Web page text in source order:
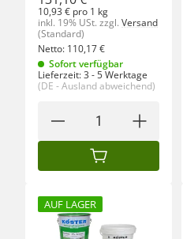
10,93 € pro 1 kg
inkl. 19% USt. zzgl. Versand
(Standard)
Netto: 110,17€
Sofort verfügbar
Lieferzeit:3 - 5 Werktage
(DE - Ausland abweichend)
IN DEN WARENKORB
AUF LAGER